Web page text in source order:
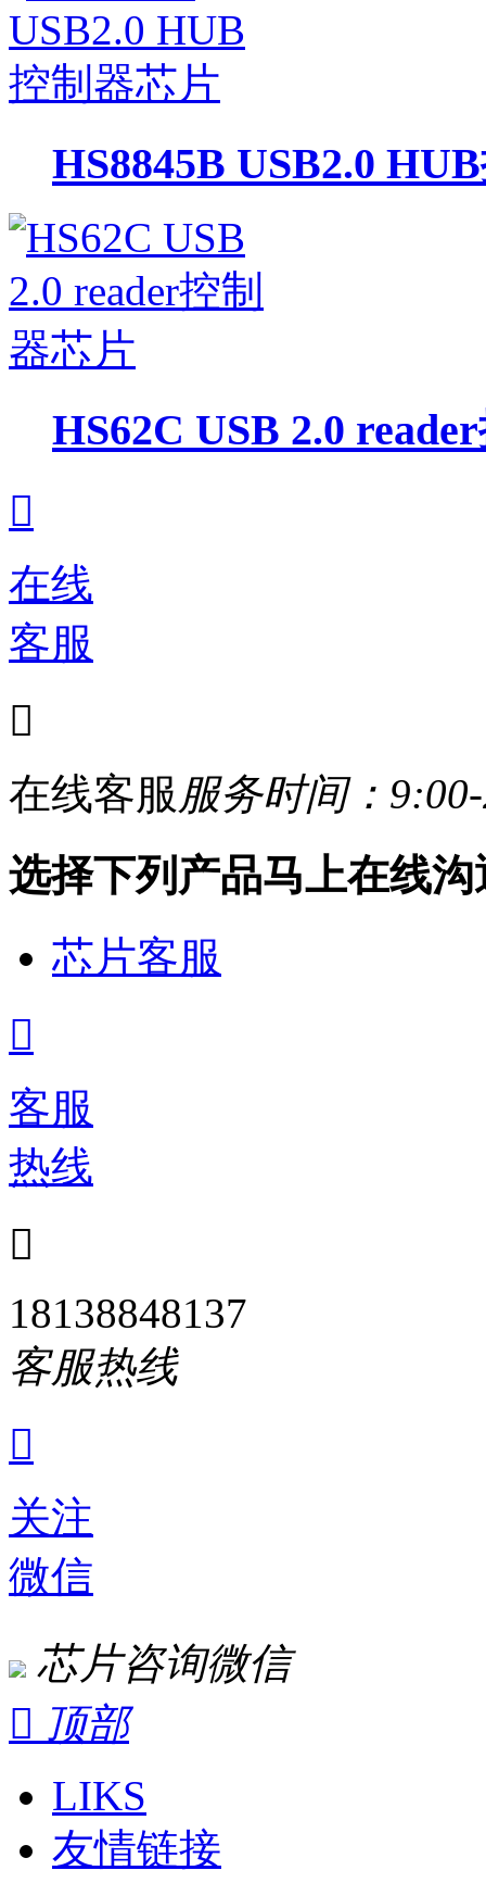
HS8845B USB2.0
HS62C USB 2.0

在线
客服

在线客服服务时间：
选择下列产品马上在线沟
芯片客服

客服
热线

18138848137
客服热线

关注
微信
芯片咨询微信
 顶部
LIKS
友情链接